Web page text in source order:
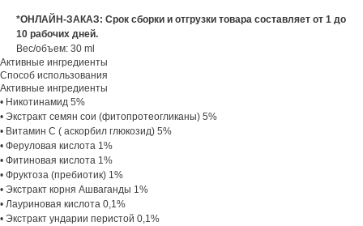
*ОНЛАЙН-ЗАКАЗ: Срок сборки и отгрузки товара составляет от 1 до
10 рабочих дней.
Вес/объем: 30 ml
Активные ингредиенты
Способ использования
Активные ингредиенты
• Никотинамид 5%
• Экстракт семян сои (фитопротеогликаны) 5%
• Витамин С ( аскорбил глюкозид) 5%
• Феруловая кислота 1%
• Фитиновая кислота 1%
• Фруктоза (пребиотик) 1%
• Экстракт корня Ашваганды 1%
• Лауриновая кислота 0,1%
• Экстракт ундарии перистой 0,1%